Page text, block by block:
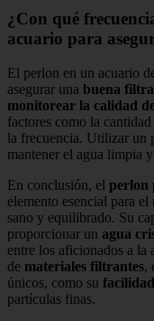
¿Con qué
acuario para
El perlon en un acuario
asegurar una buena
monitorear la calidad
factores como la
la frecuencia. Utilizar un
mantener el agua limpia
En conclusión, el perlon
elemento esencial para
sano y equilibrado. Su
proporcionar un agua
entre los aficionados a
de materiales filtrantes,
únicos, como su
partículas finas.